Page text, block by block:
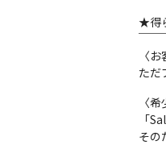
★得
￣￣
〈
ただ
〈
「
その